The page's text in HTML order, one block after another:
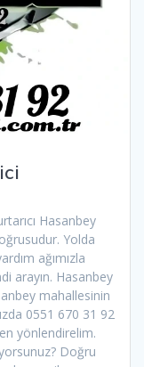
Hasanbey
Yolda
ağımızla
arayın. Hasanbey
mahallesinin
0551 670 31 92
yönlendirelim.
Doğru